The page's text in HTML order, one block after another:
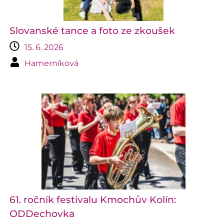
Slovanské tance a foto ze zkoušek
15. 6. 2026
Hamerníková
61. ročník festivalu Kmochův Kolín:
ODDechovka